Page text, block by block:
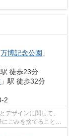
万博記念公園 」
駅 徒歩23分
」駅 徒歩32分
2
デザインに関して、
ごみを捨てることが